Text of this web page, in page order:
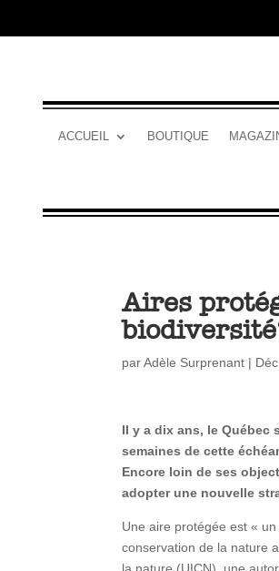
ACCUEIL BOUTIQUE
Aires
parAdèle Surprenant |
Il y a dix ans, le Québec
semaines de cette
Encore loin de ses
adopter une nouvelle
Une aire protégée est «
conservation de la nature
la nature (UICN), une